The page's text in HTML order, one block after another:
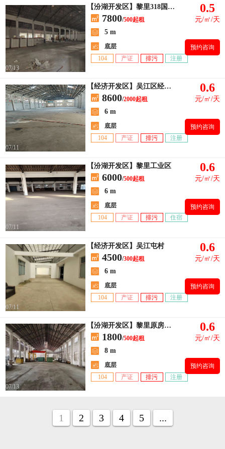
07/13
【汾湖开发区】黎里318国道边1500平厂房出租
7800/500起租
5 m
底层
104
产证 排污 注册
0.5
元/㎡/天
预约咨询
07/11
【经济开发区】吴江区经济开发区 益堂路
8600/2000起租
6 m
底层
104
产证 排污 注册
0.6
元/㎡/天
预约咨询
07/11
【汾湖开发区】黎里工业区
6000/500起租
6 m
底层
104
产证 排污 住宿
0.6
元/㎡/天
预约咨询
07/11
【经济开发区】吴江屯村
4500/300起租
6 m
底层
104
产证 排污 注册
0.6
元/㎡/天
预约咨询
07/13
【汾湖开发区】黎里原房东独门独院
1800/500起租
8 m
底层
104
产证 排污 注册
0.6
元/㎡/天
预约咨询
1 2 3 4 5 ...